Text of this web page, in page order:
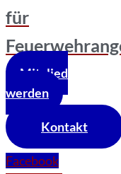
für
Mitglied
werden
Kontakt
Facebook